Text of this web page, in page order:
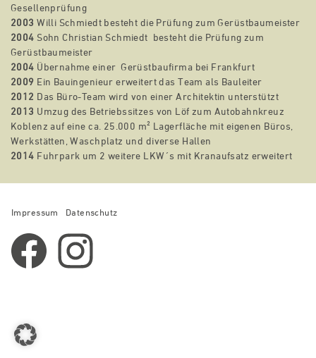
Gesellenprüfung
2003Willi Schmiedt besteht die Prüfung zum Gerüstbaumeister
2004 Sohn Christian Schmiedt besteht die Prüfung zum
Gerüstbaumeister
2004 Übernahme einer Gerüstbaufirma bei Frankfurt
2009 Ein Bauingenieur erweitert das Team als Bauleiter
2012 Das Büro-Team wird von einer Architektin unterstützt
2013 Umzug des Betriebssitzes von Löf zum Autobahnkreuz
Koblenz auf eine ca. 25.000 m² Lagerfläche mit eigenen Büros,
Werkstätten, Waschplatz und diverse Hallen
2014 Fuhrpark um 2 weitere LKW´s mit Kranaufsatz erweitert
Impressum Datenschutz